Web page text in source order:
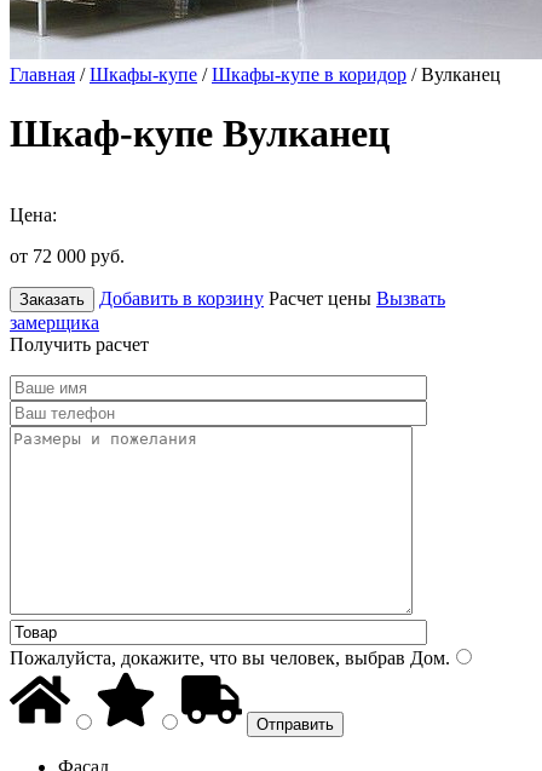
Главная /Шкафы-купе /Шкафы-купе в коридор / Вулканец
Шкаф-купе Вулканец
Цена:
от 72 000 руб.
Заказать Добавить в корзину Расчет цены Вызвать
замерщика
Получить расчет
Пожалуйста, докажите, что вы человек, выбрав Дом.
Фасад